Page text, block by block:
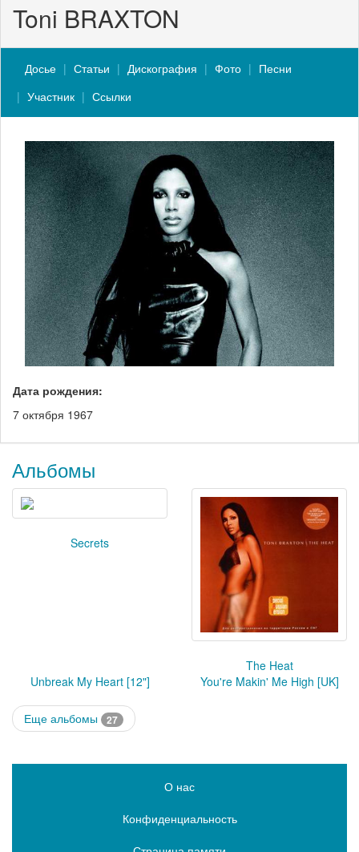
Toni BRAXTON
Досье Статьи Дискография Фото
Песни
Участник
Ссылки
Дата рождения:
7 октября 1967
Альбомы
Secrets
The Heat
Unbreak My Heart [12"]
You're Makin' Me High [UK]
Еще альбомы 27
О нас
Конфиденциальность